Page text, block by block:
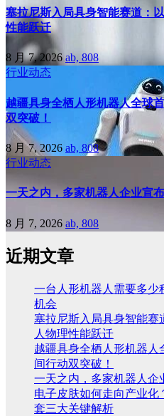
塞拉尼斯入局具身智能赛道：
性能跃迁
8 月 7, 2026 ab, 808
行业动态
越疆具身全栖人形机器人全球
双突破！
8 月 7, 2026 ab, 808
行业动态
一天之内，多家机器人企业宣
8 月 7, 2026 ab, 808
近期文章
一台人形机器人需要多少
机会
塞拉尼斯入局具身智能赛
人物理性能跃迁
越疆具身全栖人形机器人
间行动双突破！
一天之内，多家机器人企
电子皮肤如何走向产业
套三大关键解析